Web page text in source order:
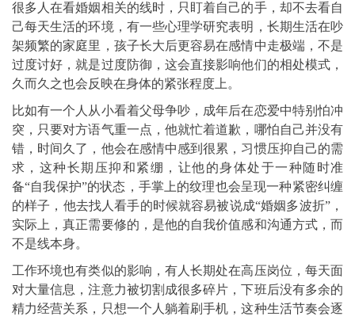
很多人在看婚姻相关的线时，只盯着自己的手，却不去看自
己每天生活的环境，有一些心理学研究表明，长期生活在吵
架频繁的家庭里，孩子长大后更容易在感情中走极端，不是
过度讨好，就是过度防御，这会直接影响他们的相处模式，
久而久之也会反映在身体的紧张程度上。
比如有一个人从小看着父母争吵，成年后在恋爱中特别怕冲
突，只要对方语气重一点，他就忙着道歉，哪怕自己并没有
错，时间久了，他会在感情中感到很累，习惯压抑自己的需
求，这种长期压抑和紧绷，让他的身体处于一种随时准
备“自我保护”的状态，手掌上的纹理也会呈现一种紧密纠缠
的样子，他去找人看手的时候就容易被说成“婚姻多波折”，
实际上，真正需要修的，是他的自我价值感和沟通方式，而
不是线本身。
工作环境也有类似的影响，有人长期处在高压岗位，每天面
对大量信息，注意力被切割成很多碎片，下班后没有多余的
精力经营关系，只想一个人躺着刷手机，这种生活节奏会逐